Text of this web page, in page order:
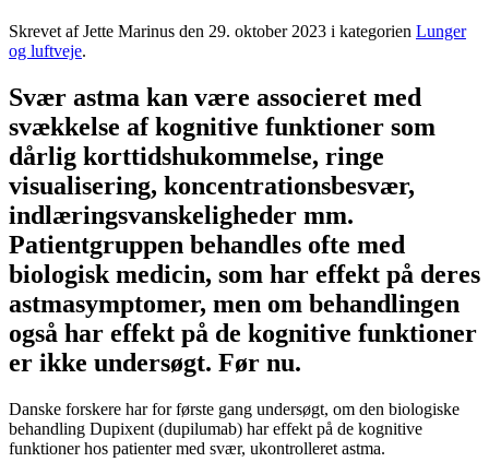
Skrevet af Jette Marinus den 29. oktober 2023 i kategorien Lunger
og luftveje.
Svær astma kan være associeret med
svækkelse af kognitive funktioner som
dårlig korttidshukommelse, ringe
visualisering, koncentrationsbesvær,
indlæringsvanskeligheder mm.
Patientgruppen behandles ofte med
biologisk medicin, som har effekt på deres
astmasymptomer, men om behandlingen
også har effekt på de kognitive funktioner
er ikke undersøgt. Før nu.
Danske forskere har for første gang undersøgt, om den biologiske
behandling Dupixent (dupilumab) har effekt på de kognitive
funktioner hos patienter med svær, ukontrolleret astma.